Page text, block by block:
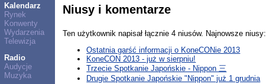
Kalendarz
Rynek
Konwenty
Wydarzenia
Telewizja
Radio
Audycje
Muzyka
Niusy i komentarze
Ten użytkownik napisał łącznie 4 niusów. Najnowsze niusy:
Ostatnia garść informacji o KoneCONie 2013
KoneCON 2013 - już w sierpniu!
Trzecie Spotkanie Japońskie - Nippon 三
Drugie Spotkanie Japońskie "Nippon" już 1 grudnia